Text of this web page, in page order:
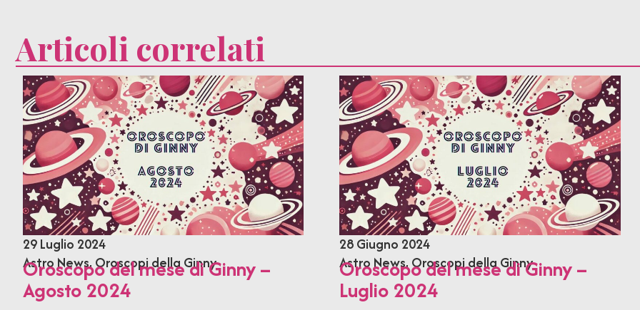
Articoli correlati
29 Luglio 2024
Astro News,Oroscopi della Ginny
Oroscopo del mese di Ginny –
Agosto 2024
28 Giugno 2024
Astro News,Oroscopi della Ginny
Oroscopo del mese di Ginny –
Luglio 2024